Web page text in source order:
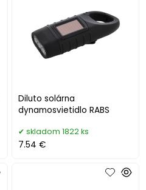
Diluto solárna
dynamosvietidlo RABS
skladom 1822 ks
7.54 €